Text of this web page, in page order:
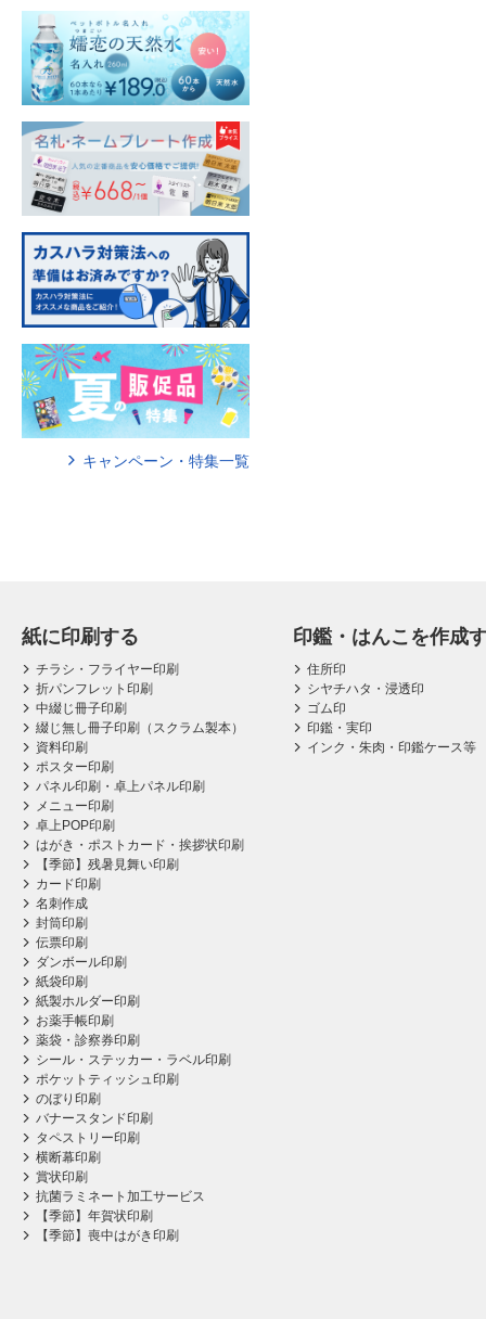
キャンペーン・特集一覧
紙に印刷する
チラシ・フライヤー印刷
折パンフレット印刷
中綴じ冊子印刷
綴じ無し冊子印刷（スクラム製本）
資料印刷
ポスター印刷
パネル印刷・卓上パネル印刷
メニュー印刷
卓上POP印刷
はがき・ポストカード・挨拶状印刷
【季節】残暑見舞い印刷
カード印刷
名刺作成
封筒印刷
伝票印刷
ダンボール印刷
紙袋印刷
紙製ホルダー印刷
お薬手帳印刷
薬袋・診察券印刷
シール・ステッカー・ラベル印刷
ポケットティッシュ印刷
のぼり印刷
バナースタンド印刷
タペストリー印刷
横断幕印刷
賞状印刷
抗菌ラミネート加工サービス
【季節】年賀状印刷
【季節】喪中はがき印刷
印鑑・はんこを作成
住所印
シヤチハタ・浸透印
ゴム印
印鑑・実印
インク・朱肉・印鑑ケース等